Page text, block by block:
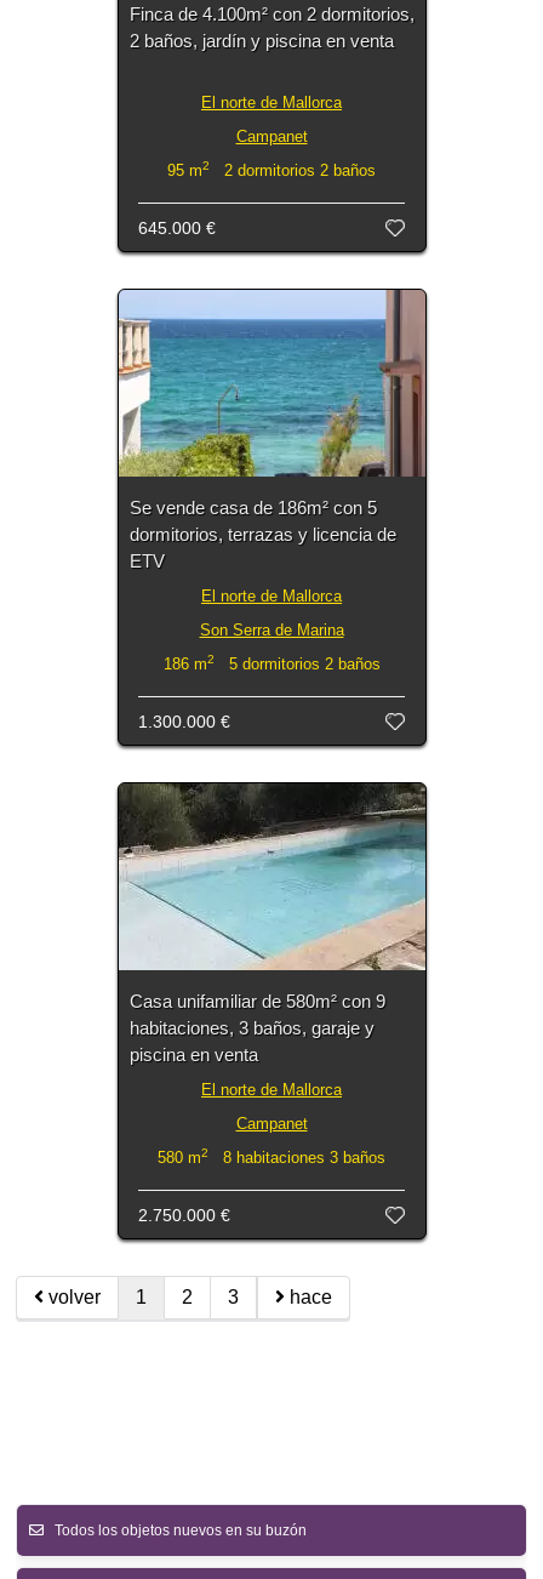
Finca de 4.100m² con 2 dormitorios,
2 baños, jardín y piscina en venta
El norte de Mallorca
Campanet
95 m2 2 dormitorios 2 baños
645.000 €
Se vende casa de 186m² con 5
dormitorios, terrazas y licencia de
ETV
El norte de Mallorca
Son Serra de Marina
186 m2 5 dormitorios 2 baños
1.300.000 €
Casa unifamiliar de 580m² con 9
habitaciones, 3 baños, garaje y
piscina en venta
El norte de Mallorca
Campanet
580 m2 8 habitaciones 3 baños
2.750.000 €
volver 1 2 3 hace
Todos los objetos nuevos en su buzón